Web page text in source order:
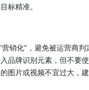
标精准。
销化”，避免被运营商判
品牌识别元素，但不要
图片或视频不宜过大，